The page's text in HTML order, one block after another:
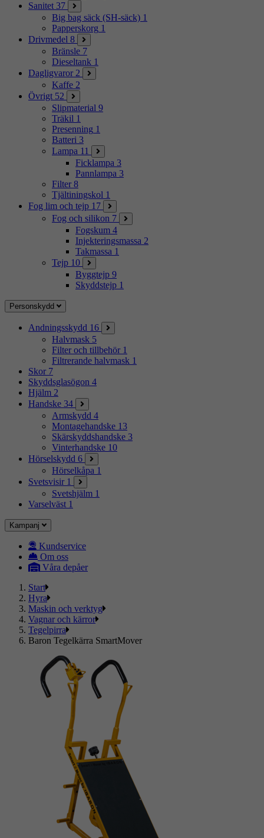
Sanitet 37
Big bag säck (SH-säck) 1
Papperskorg 1
Drivmedel 8
Bränsle 7
Dieseltank 1
Dagligvaror 2
Kaffe 2
Övrigt 52
Slipmaterial 9
Träkil 1
Presenning 1
Batteri 3
Lampa 11
Ficklampa 3
Pannlampa 3
Filter 8
Tjältiningskol 1
Fog lim och tejp 17
Fog och silikon 7
Fogskum 4
Injekteringsmassa 2
Takmassa 1
Tejp 10
Byggtejp 9
Skyddstejp 1
Personskydd
Andningsskydd 16
Halvmask 5
Filter och tillbehör 1
Filtrerande halvmask 1
Skor 7
Skyddsglasögon 4
Hjälm 2
Handske 34
Armskydd 4
Montagehandske 13
Skärskyddshandske 3
Vinterhandske 10
Hörselskydd 6
Hörselkåpa 1
Svetsvisir 1
Svetshjälm 1
Varselväst 1
Kampanj
Kundservice
Om oss
Våra depåer
Start
Hyra
Maskin och verktyg
Vagnar och kärror
Tegelpirra
Baron Tegelkärra SmartMover